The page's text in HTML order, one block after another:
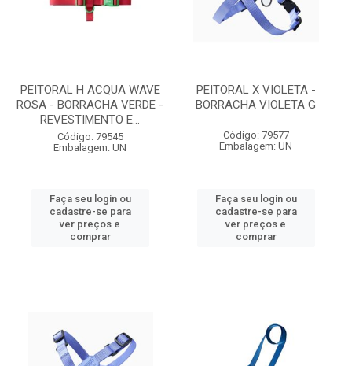
PEITORAL H ACQUA WAVE
ROSA - BORRACHA VERDE -
REVESTIMENTO E...
Código: 79545
Embalagem: UN
Faça seu login ou
cadastre-se para
ver preços e
comprar
PEITORAL X VIOLETA -
BORRACHA VIOLETA G
Código: 79577
Embalagem: UN
Faça seu login ou
cadastre-se para
ver preços e
comprar